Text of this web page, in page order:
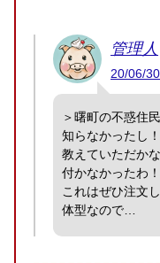
管理人
20/06/
＞曙町の不惑住
知らなかったし！
教えていただか
付かなかったわ！
これはぜひ注文
体型なので…